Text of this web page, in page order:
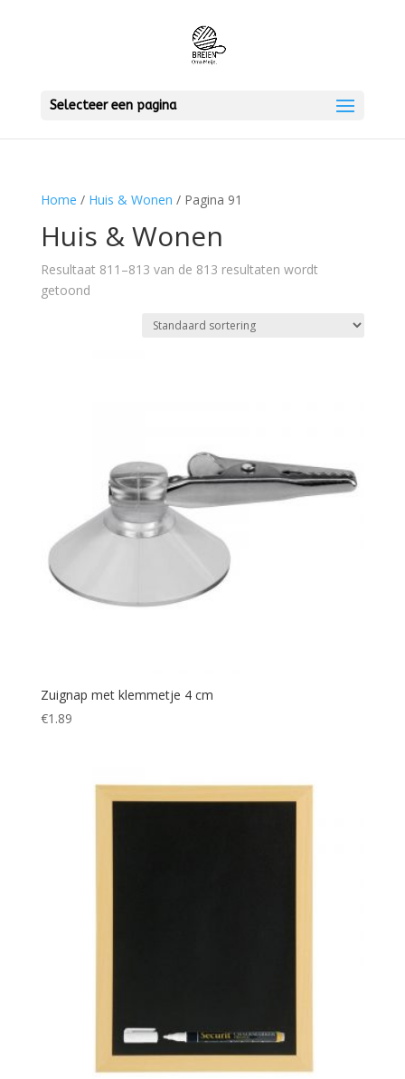
Selecteer een pagina
Home / Huis & Wonen / Pagina 91
Huis & Wonen
Resultaat 811–813 van de 813 resultaten wordt
getoond
Zuignap met klemmetje 4 cm
€1.89